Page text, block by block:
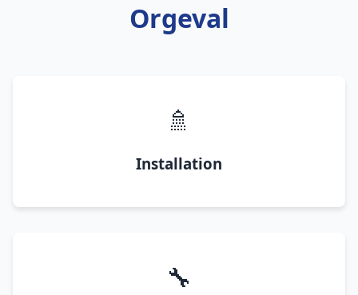
Orgeval
🚿
Installation
🔧